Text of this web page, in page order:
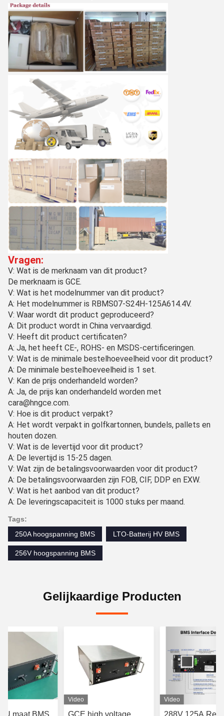
Vragen:
V: Wat is de merknaam van dit product?
De merknaam is GCE.
V: Wat is het modelnummer van dit product?
A: Het modelnummer is RBMS07-S24H-125A614.4V.
V: Waar wordt dit product geproduceerd?
A: Dit product wordt in China vervaardigd.
V: Heeft dit product certificaten?
A: Ja, het heeft CE-, ROHS- en MSDS-certificeringen.
V: Wat is de minimale bestelhoeveelheid voor dit product?
A: De minimale bestelhoeveelheid is 1 set.
V: Kan de prijs onderhandeld worden?
A: Ja, de prijs kan onderhandeld worden met
cara@hngce.com.
V: Hoe is dit product verpakt?
A: Het wordt verpakt in golfkartonnen, bundels, pallets en
houten dozen.
V: Wat is de levertijd voor dit product?
A: De levertijd is 15-25 dagen.
V: Wat zijn de betalingsvoorwaarden voor dit product?
A: De betalingsvoorwaarden zijn FOB, CIF, DDP en EXW.
V: Wat is het aanbod van dit product?
A: De leveringscapaciteit is 1000 stuks per maand.
Tags:
250A hoogspanning BMS
LTO-Batterij HV BMS
256V hoogspanning BMS
Gelijkaardige Producten
maat BMS
Video
GCE high voltage
Video
288V 125A